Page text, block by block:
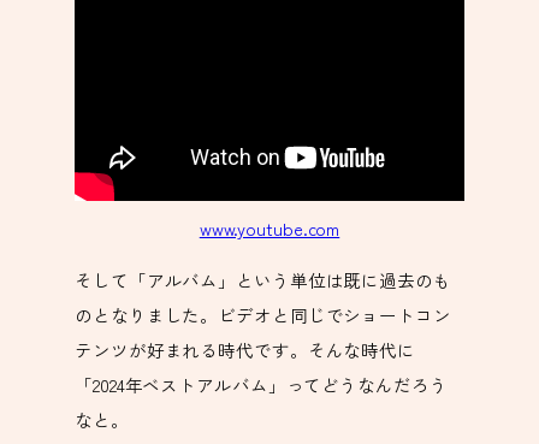
www.youtube.com
そして「アルバム」という単位は既に過去のも
のとなりました。ビデオと同じでショートコン
テンツが好まれる時代です。そんな時代に
「2024年ベストアルバム」ってどうなんだろう
なと。